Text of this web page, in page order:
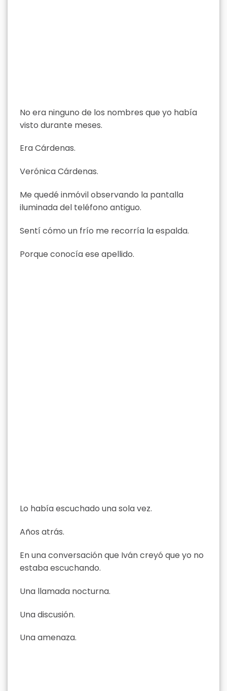
No era ninguno de los nombres que yo había
visto durante meses.
Era Cárdenas.
Verónica Cárdenas.
Me quedé inmóvil observando la pantalla
iluminada del teléfono antiguo.
Sentí cómo un frío me recorría la espalda.
Porque conocía ese apellido.
Lo había escuchado una sola vez.
Años atrás.
En una conversación que Iván creyó que yo no
estaba escuchando.
Una llamada nocturna.
Una discusión.
Una amenaza.